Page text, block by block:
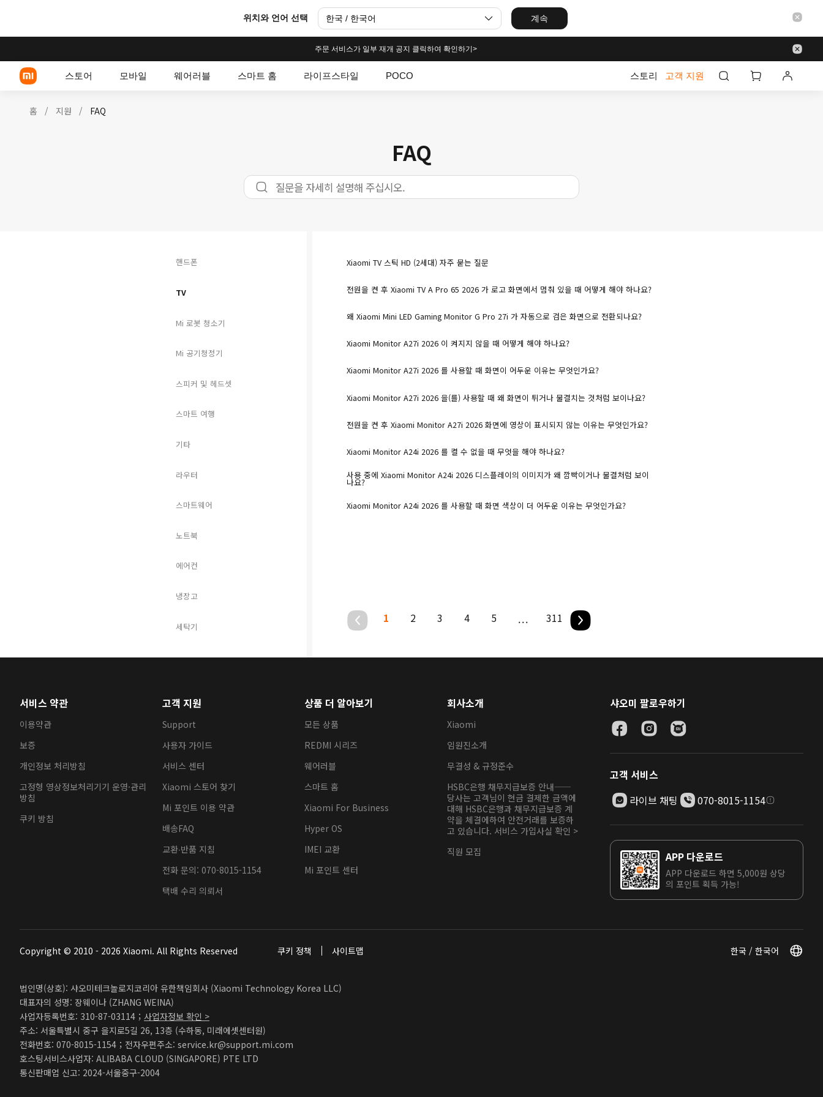
위치와 언어 선택 한국 / 한국어 계속
주문 서비스가 일부 재개 공지 클릭하여 확인하기>
스토어 모바일 웨어러블 스마트 홈 라이프스타일 POCO 스토리 고객 지원
홈 / 지원 / FAQ
FAQ
핸드폰
TV
Mi 로봇 청소기
Mi 공기청정기
스피커 및 헤드셋
스마트 여행
기타
라우터
스마트웨어
노트북
에어컨
냉장고
세탁기
Xiaomi TV 스틱 HD (2세대) 자주 묻는 질문
전원을 켠 후 Xiaomi TV A Pro 65 2026 가 로고 화면에서 멈춰 있을 때 어떻게 해야 하나요?
왜 Xiaomi Mini LED Gaming Monitor G Pro 27i 가 자동으로 검은 화면으로 전환되나요?
Xiaomi Monitor A27i 2026 이 켜지지 않을 때 어떻게 해야 하나요?
Xiaomi Monitor A27i 2026 를 사용할 때 화면이 어두운 이유는 무엇인가요?
Xiaomi Monitor A27i 2026 을(를) 사용할 때 왜 화면이 튀거나 물결치는 것처럼 보이나요?
전원을 켠 후 Xiaomi Monitor A27i 2026 화면에 영상이 표시되지 않는 이유는 무엇인가요?
Xiaomi Monitor A24i 2026 를 켤 수 없을 때 무엇을 해야 하나요?
사용 중에 Xiaomi Monitor A24i 2026 디스플레이의 이미지가 왜 깜빡이거나 물결처럼 보이
나요?
Xiaomi Monitor A24i 2026 를 사용할 때 화면 색상이 더 어두운 이유는 무엇인가요?
1 2 3 4 5 ... 311
서비스 약관
이용약관
보증
개인정보 처리방침
고정형 영상정보처리기기 운영·관리
방침
쿠키 방침
고객 지원
Support
사용자 가이드
서비스 센터
Xiaomi 스토어 찾기
Mi 포인트 이용 약관
배송FAQ
교환∙반품 지침
전화 문의: 070-8015-1154
택배 수리 의뢰서
상품 더 알아보기
모든 상품
REDMI 시리즈
웨어러블
스마트 홈
Xiaomi For Business
Hyper OS
IMEI 교환
Mi 포인트 센터
회사소개
Xiaomi
임원진소개
무결성 & 규정준수
HSBC은행 채무지급보증 안내——
당사는 고객님이 현금 결제한 금액에
대해 HSBC은행과 채무지급보증 계
약을 체결에하여 안전거래를 보증하
고 있습니다. 서비스 가입사실 확인 >
직원 모집
샤오미 팔로우하기
고객 서비스
라이브 채팅
070-8015-1154
APP 다운로드
APP 다운로드 하면 5,000원 상당
의 포인트 획득 가능!
Copyright © 2010 - 2026 Xiaomi. All Rights Reserved 쿠키 정책 사이트맵 한국 / 한국어
법인명(상호): 샤오미테크놀로지코리아 유한책임회사 (Xiaomi Technology Korea LLC)
대표자의 성명: 장웨이나 (ZHANG WEINA)
사업자등록번호: 310-87-03114； 사업자정보 확인 >
주소: 서울특별시 중구 을지로5길 26, 13층 (수하동, 미래에셋센터원)
전화번호: 070-8015-1154；전자우편주소: service.kr@support.mi.com
호스팅서비스사업자: ALIBABA CLOUD (SINGAPORE) PTE LTD
통신판매업 신고: 2024-서울중구-2004